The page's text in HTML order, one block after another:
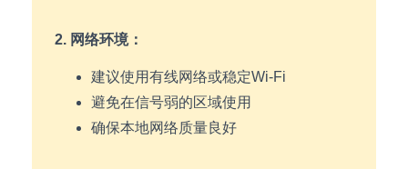
2. 网络环境：
建议使用有线网络或稳定Wi-Fi
避免在信号弱的区域使用
确保本地网络质量良好